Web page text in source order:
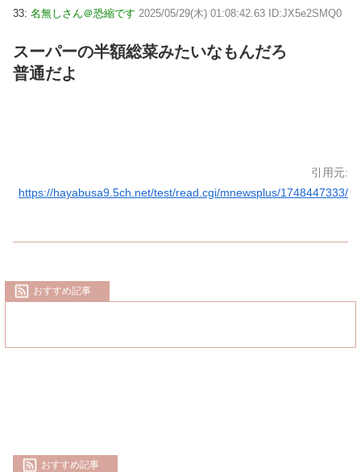
33: 名無しさん＠恐縮です 2025/05/29(木) 01:08:42.63 ID:JX5e2SMQ0
スーパーの半額総菜みたいなもんだろ
普通だよ
引用元:
https://hayabusa9.5ch.net/test/read.cgi/mnewsplus/1748447333/
おすすめ記事
おすすめ記事